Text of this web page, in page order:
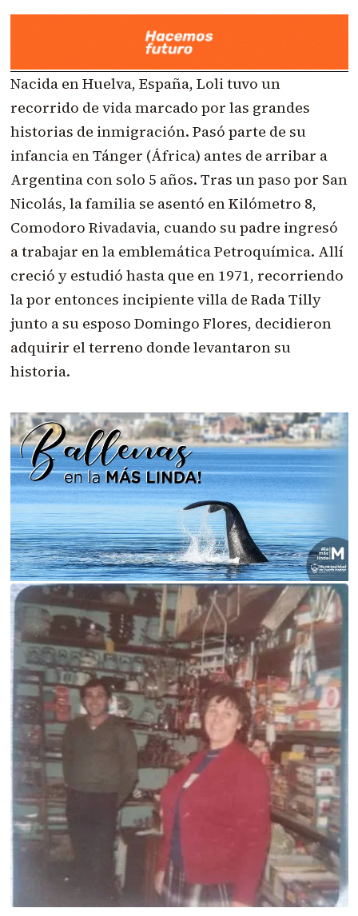
Nacida en Huelva, España, Loli tuvo un
recorrido de vida marcado por las grandes
historias de inmigración. Pasó parte de su
infancia en Tánger (África) antes de arribar a
Argentina con solo 5 años. Tras un paso por San
Nicolás, la familia se asentó en Kilómetro 8,
Comodoro Rivadavia, cuando su padre ingresó
a trabajar en la emblemática Petroquímica. Allí
creció y estudió hasta que en 1971, recorriendo
la por entonces incipiente villa de Rada Tilly
junto a su esposo Domingo Flores, decidieron
adquirir el terreno donde levantaron su
historia.